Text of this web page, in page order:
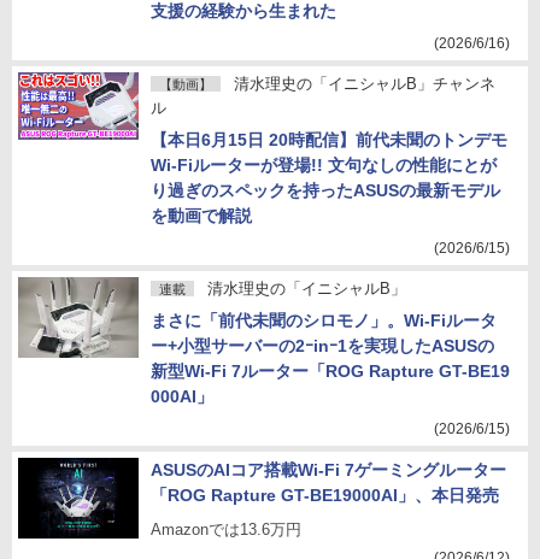
支援の経験から生まれた
(2026/6/16)
【動画】
清水理史の「イニシャルB」チャンネ
ル
【本日6月15日 20時配信】前代未聞のトンデモ
Wi-Fiルーターが登場!! 文句なしの性能にとが
り過ぎのスペックを持ったASUSの最新モデル
を動画で解説
(2026/6/15)
連載 清水理史の「イニシャルB」
まさに「前代未聞のシロモノ」。Wi-Fiルータ
ー+小型サーバーの2ｰinｰ1を実現したASUSの
新型Wi-Fi 7ルーター「ROG Rapture GT-BE19
000AI」
(2026/6/15)
ASUSのAIコア搭載Wi-Fi 7ゲーミングルーター
「ROG Rapture GT-BE19000AI」、本日発売
Amazonでは13.6万円